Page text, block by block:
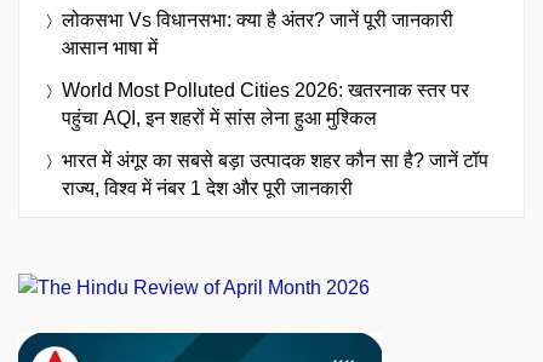
लोकसभा Vs विधानसभा: क्या है अंतर? जानें पूरी जानकारी
आसान भाषा में
World Most Polluted Cities 2026: खतरनाक स्तर पर
पहुंचा AQI, इन शहरों में सांस लेना हुआ मुश्किल
भारत में अंगूर का सबसे बड़ा उत्पादक शहर कौन सा है? जानें टॉप
राज्य, विश्व में नंबर 1 देश और पूरी जानकारी